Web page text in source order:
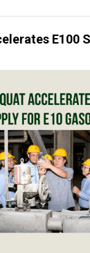
E100